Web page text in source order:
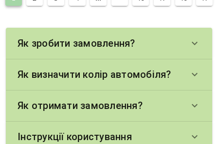
Як зробити замовлення? keyboard_arrow_down
Як визначити колір автомобіля? keyboard_arrow_down
Як отримати замовлення? keyboard_arrow_down
Інструкції користування keyboard_arrow_down